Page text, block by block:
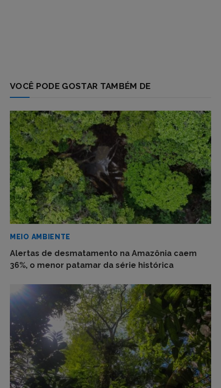
VOCÊ PODE GOSTAR TAMBÉM DE
MEIO AMBIENTE
Alertas de desmatamento na Amazônia caem
36%, o menor patamar da série histórica